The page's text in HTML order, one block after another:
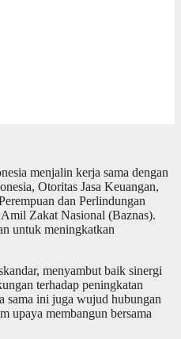
menjalin kerja sama dengan
Otoritas Jasa Keuangan,
dan Perlindungan
Zakat Nasional (Baznas).
untuk meningkatkan
menyambut baik sinergi
terhadap peningkatan
sama ini juga wujud hubungan
upaya membangun bersama